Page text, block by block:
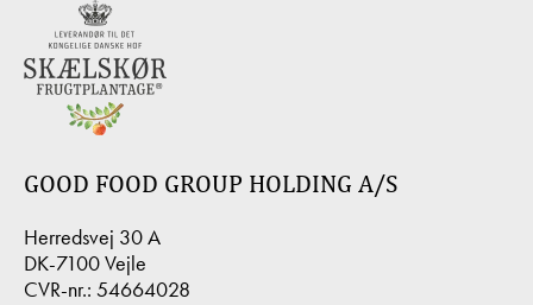
GOOD FOOD GROUP HOLDING A/S
Herredsvej 30 A
DK-7100 Vejle
CVR-nr.: 54664028